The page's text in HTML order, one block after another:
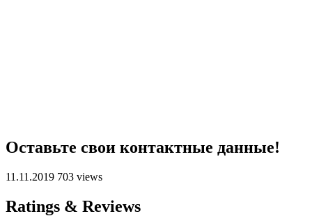
Оставьте свои контактные данные!
11.11.2019 703 views
Ratings & Reviews